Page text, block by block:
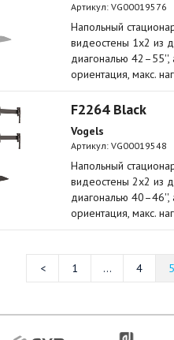
Артикул: VG00019576
Напольный
видеостены 1х2 из
диагональю 42–55'',
ориентация, макс.
F2264 Black
Vogels
Артикул: VG00019548
Напольный
видеостены 2х2 из
диагональю 40–46'',
ориентация, макс.
1 ... 4 5